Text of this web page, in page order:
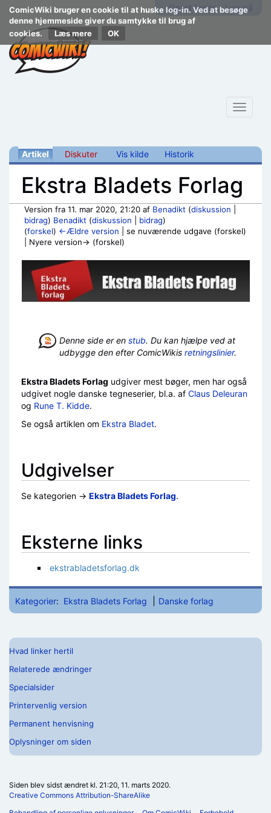
ComicWiki bruger en cookie til at huske log-in. Ved at besøge
denne hjemmeside giver du samtykke til brug af
cookies.
Læs mere
Opret konto Log på
Toggle
Artikel Diskuter Vis kilde Historik
Ekstra Bladets Forlag
Version fra 11. mar 2020, 21:20 af Benadikt (diskussion
bidrag) Benadikt (diskussion bidrag)
(forskel) ←Ældre version | se nuværende udgave (forskel)
| Nyere version→ (forskel)
Denne side er en stub. Du kan hjælpe ved at
udbygge den efter ComicWikis retningslinier.
Ekstra Bladets Forlag udgiver mest bøger, men har også
udgivet nogle danske tegneserier, bl.a. af Claus Deleuran
og Rune T. Kidde.
Se også artiklen om Ekstra Bladet.
Udgivelser
Se kategorien → Ekstra Bladets Forlag.
Eksterne links
ekstrabladetsforlag.dk
Kategorier: Ekstra Bladets Forlag Danske forlag
Hvad linker hertil
Relaterede ændringer
Specialsider
Printervenlig version
Permanent henvisning
Oplysninger om siden
Siden blev sidst ændret kl. 21:20, 11. marts 2020.
Creative Commons Attribution-ShareAlike